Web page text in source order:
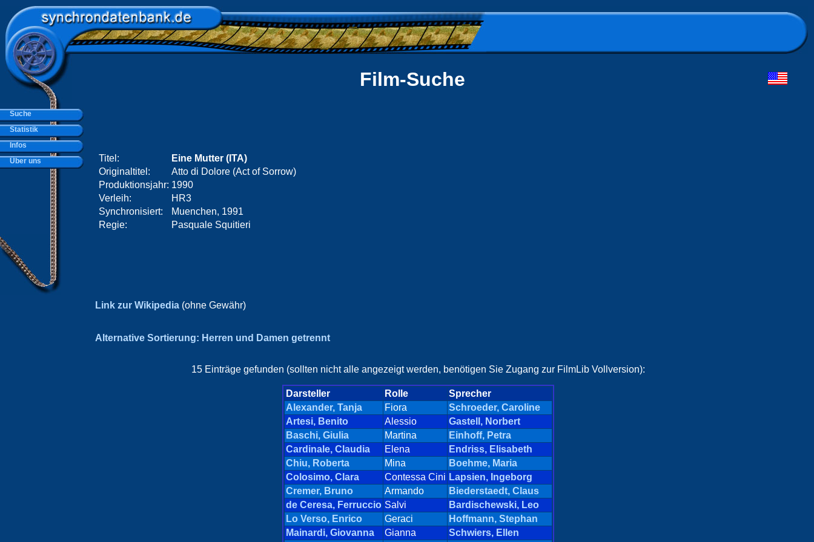
Film-Suche
Titel:
Eine Mutter (ITA)
Originaltitel:
Atto di Dolore (Act of Sorrow)
Produktionsjahr: 1990
Verleih:
HR3
Synchronisiert:
Muenchen, 1991
Regie:
Pasquale Squitieri
Link zur Wikipedia (ohne Gewähr)
Alternative Sortierung: Herren und Damen getrennt
15 Einträge gefunden (sollten nicht alle angezeigt werden, benötigen Sie Zugang zur FilmLib Vollversion):
Darsteller Rolle
Sprecher
Alexander, Tanja
Fiora
Schroeder, Caroline
Artesi, Benito
Alessio
Gastell, Norbert
Baschi, Giulia
Martina
Einhoff, Petra
Cardinale, Claudia
Elena
Endriss, Elisabeth
Chiu, Roberta
Mina
Boehme, Maria
Colosimo, Clara
Contessa Cini Lapsien, Ingeborg
Cremer, Bruno
Armando
Biederstaedt, Claus
de Ceresa, Ferruccio Salvi
Bardischewski, Leo
Lo Verso, Enrico
Geraci
Hoffmann, Stephan
Mainardi, Giovanna
Gianna
Schwiers, Ellen
Suche
Statistik
Infos
Über uns